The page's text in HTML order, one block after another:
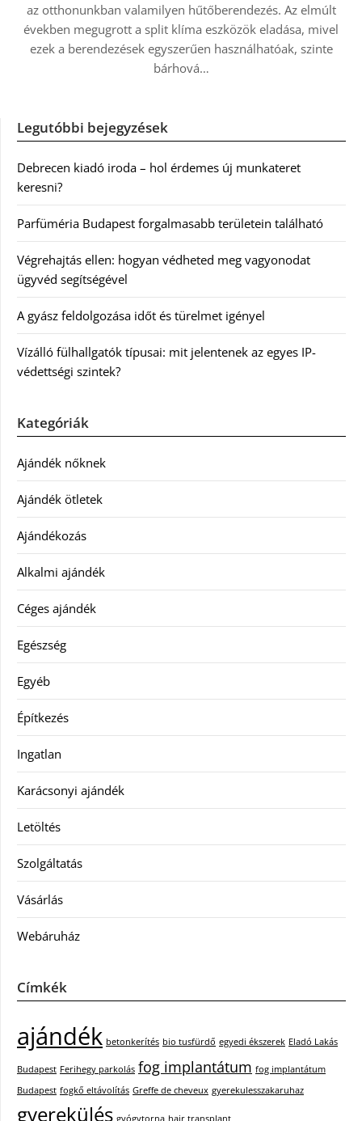
az otthonunkban valamilyen hűtőberendezés. Az elmúlt
években megugrott a split klíma eszközök eladása, mivel
ezek a berendezések egyszerűen használhatóak, szinte
bárhová…
Legutóbbi bejegyzések
Debrecen kiadó iroda – hol érdemes új munkateret
keresni?
Parfüméria Budapest forgalmasabb területein található
Végrehajtás ellen: hogyan védheted meg vagyonodat
ügyvéd segítségével
A gyász feldolgozása időt és türelmet igényel
Vízálló fülhallgatók típusai: mit jelentenek az egyes IP-
védettségi szintek?
Kategóriák
Ajándék nőknek
Ajándék ötletek
Ajándékozás
Alkalmi ajándék
Céges ajándék
Egészség
Egyéb
Építkezés
Ingatlan
Karácsonyi ajándék
Letöltés
Szolgáltatás
Vásárlás
Webáruház
Címkék
ajándék betonkerítés bio tusfürdő egyedi ékszerek Eladó Lakás
Budapest Ferihegy parkolás fog implantátum fog implantátum
Budapest fogkő eltávolítás Greffe de cheveux gyerekulesszakaruhaz
gyerekülés gyógytorna hair transplant